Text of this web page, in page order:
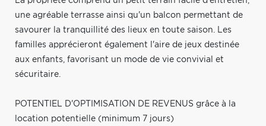
une agréable terrasse ainsi qu'un balcon permettant de
savourer la tranquillité des lieux en toute saison. Les
familles apprécieront également l'aire de jeux destinée
aux enfants, favorisant un mode de vie convivial et
sécuritaire.
POTENTIEL D'OPTIMISATION DE REVENUS grâce à la
location potentielle (minimum 7 jours)